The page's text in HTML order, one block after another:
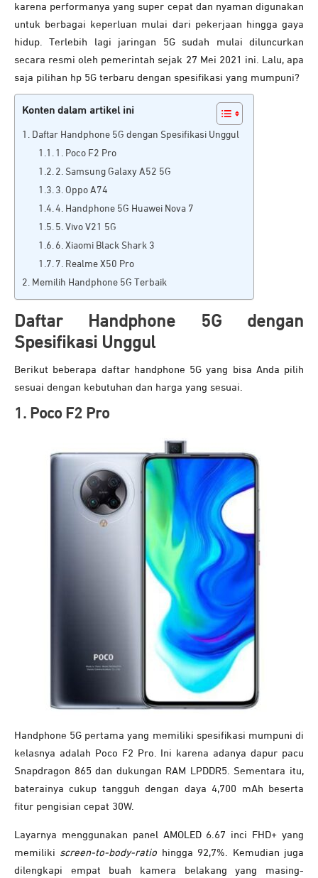
karena performanya yang super cepat dan nyaman digunakan
untuk berbagai keperluan mulai dari pekerjaan hingga gaya
hidup. Terlebih lagi jaringan 5G sudah mulai diluncurkan
secara resmi oleh pemerintah sejak 27 Mei 2021 ini. Lalu, apa
saja pilihan hp 5G terbaru dengan spesifikasi yang mumpuni?
Konten dalam artikel ini
Daftar Handphone 5G dengan Spesifikasi Unggul
1. Poco F2 Pro
2. Samsung Galaxy A52 5G
3. Oppo A74
4. Handphone 5G Huawei Nova 7
5. Vivo V21 5G
6. Xiaomi Black Shark 3
7. Realme X50 Pro
Memilih Handphone 5G Terbaik
Daftar Handphone 5G dengan
Spesifikasi Unggul
Berikut beberapa daftar handphone 5G yang bisa Anda pilih
sesuai dengan kebutuhan dan harga yang sesuai.
1. Poco F2 Pro
Handphone 5G pertama yang memiliki spesifikasi mumpuni di
kelasnya adalah Poco F2 Pro. Ini karena adanya dapur pacu
Snapdragon 865 dan dukungan RAM LPDDR5. Sementara itu,
baterainya cukup tangguh dengan daya 4,700 mAh beserta
fitur pengisian cepat 30W.
Layarnya menggunakan panel AMOLED 6.67 inci FHD+ yang
memiliki screen-to-body-ratio hingga 92,7%. Kemudian juga
dilengkapi empat buah kamera belakang yang masing-